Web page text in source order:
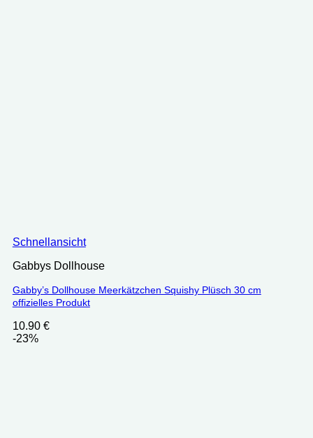
Schnellansicht
Gabbys Dollhouse
Gabby’s Dollhouse Meerkätzchen Squishy Plüsch 30 cm
offizielles Produkt
10.90 €
-23%